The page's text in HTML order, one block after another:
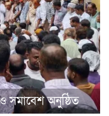
ও সমাবেশ অনুষ্ঠিত